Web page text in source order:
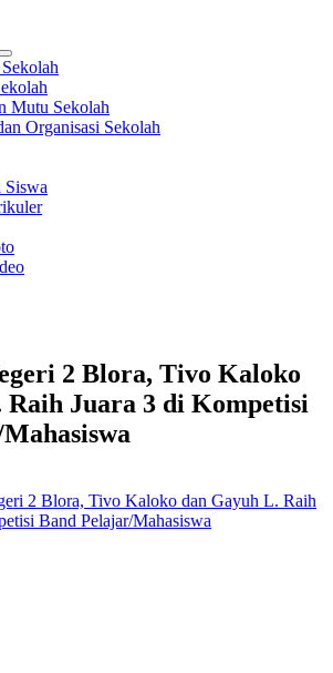
Mutu Sekolah
Organisasi Sekolah
Siswa
2 Blora, Tivo Kaloko
Raih Juara 3 di Kompetisi
2 Blora, Tivo Kaloko dan Gayuh L. Raih
Band Pelajar/Mahasiswa